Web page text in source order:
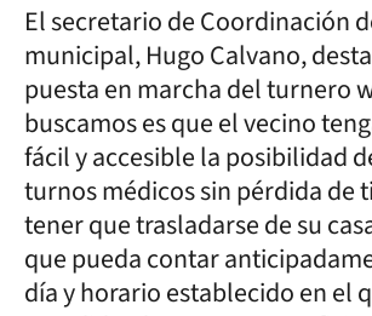
El secretario de Coordinación
municipal, Hugo Calvano,
puesta en marcha del turnero
buscamos es que el vecino
fácil y accesible la posibilidad
turnos médicos sin pérdida de
tener que trasladarse de su
que pueda contar
día y horario establecido en el